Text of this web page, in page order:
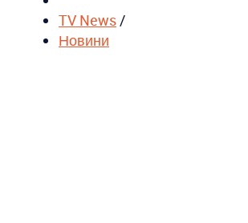
TV News/
Новини